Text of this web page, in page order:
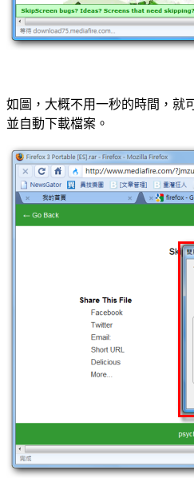
如圖，大概不用一秒的時間，就
並自動下載檔案。